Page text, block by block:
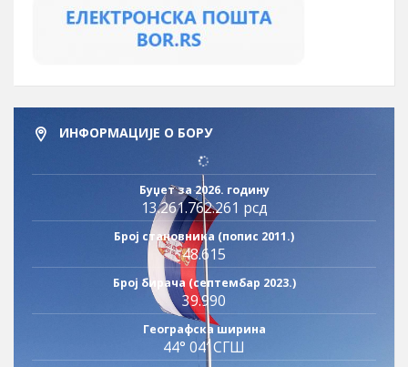
ИНФОРМАЦИЈЕ О БОРУ
Буџет за 2026. годину
13.261.762.261 рсд
Број становника (попис 2011.)
48.615
Број бирача (септембар 2023.)
39.990
Географска ширина
44° 04′ СГШ